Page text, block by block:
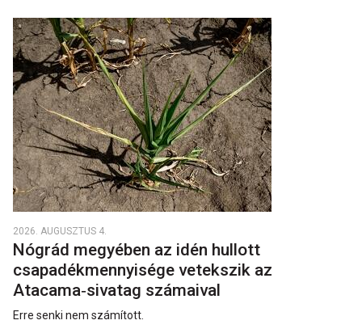
2026. AUGUSZTUS 4.
Nógrád megyében az idén hullott
csapadékmennyisége vetekszik az
Atacama‑sivatag számaival
Erre senki nem számított.